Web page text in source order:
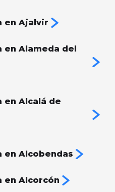
en Ajalvir
Alameda del
en Alcalá de
en Alcobendas
en Alcorcón